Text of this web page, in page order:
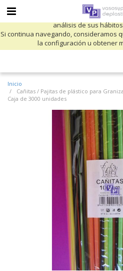
Utilizamos cookies propias y de
y mostrarle publicidad relacionada
análisis de sus
Si continua navegando, consideramos
la configuración u obtener
Inicio
Cañitas / Pajitas de plástico para
Caja de 3000 unidades